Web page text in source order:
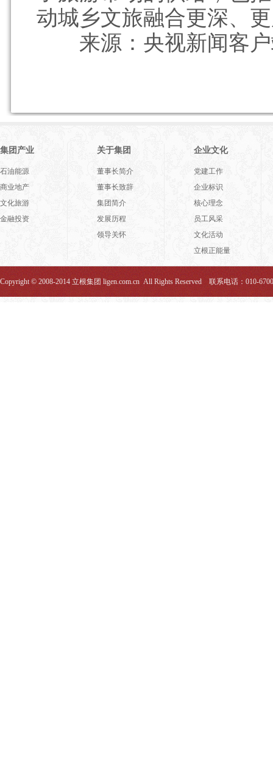
动城乡文旅融合更深、
来源：央视新闻客户
集团产业
石油能源
商业地产
文化旅游
金融投资
关于集团
董事长简介
董事长致辞
集团简介
发展历程
领导关怀
企业文化
党建工作
企业标识
核心理念
员工风采
文化活动
立根正能量
Copyright © 2008-2014 立根集团 ligen.com.cn All Rights Reserved 联系电话：010-